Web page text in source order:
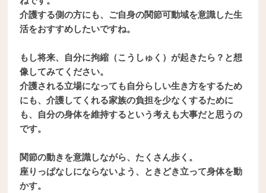
介護する側の方にも、ご自身の関節可動域を意識した生
活をおすすめしたいですね。
もし将来、自分に拘縮（こうしゅく）が起きたら？と想
像してみてください。
介護される立場になっても自分らしい生き方をするため
にも、介護してくれる家族の負担を少なくするために
も、自分の身体を維持するという考えも大事だと思うの
です。
関節の動きを意識しながら、たくさん歩く。
座りっぱなしにならないよう、ときどき立って身体を動
かす。